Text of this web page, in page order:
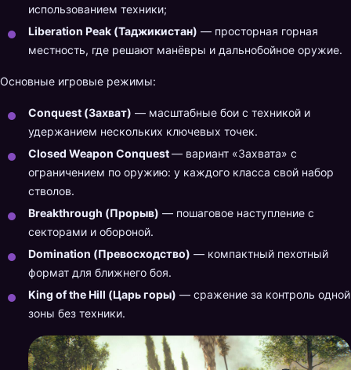
использованием техники;
Liberation Peak (Таджикистан) — просторная горная
местность, где решают манёвры и дальнобойное оружие.
Основные игровые режимы:
Conquest (Захват) — масштабные бои с техникой и
удержанием нескольких ключевых точек.
Closed Weapon Conquest— вариант «Захвата» с
ограничением по оружию: у каждого класса свой набор
стволов.
Breakthrough (Прорыв) — пошаговое наступление с
секторами и обороной.
Domination (Превосходство) — компактный пехотный
формат для ближнего боя.
King of the Hill (Царь горы) — сражение за контроль одной
зоны без техники.